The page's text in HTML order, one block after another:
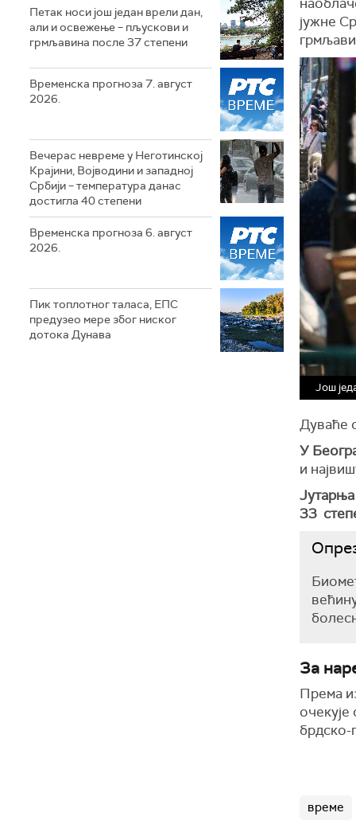
Петак носи још један врели дан,
али и освежење – пљускови и
грмљавина после 37 степени
Временска прогноза 7. август
2026.
Вечерас невреме у Неготинској
Крајини, Војводини и западној
Србији – температура данас
достигла 40 степени
Временска прогноза 6. август
2026.
Пик топлотног таласа, ЕПС
предузео мере због ниског
дотока Дунава
јужне
Још
Дуваће
У
и
Јутарња
33
За
Према
брдско-
време